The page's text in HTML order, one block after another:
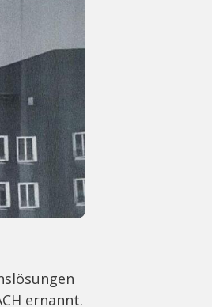
ernannt.